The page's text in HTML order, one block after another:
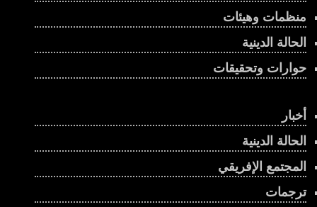
منظمات وهيئات
الحالة الدينية
حوارات وتحقيقات
أخبار
الحالة الدينية
المجتمع الإفريقي
ترجمات